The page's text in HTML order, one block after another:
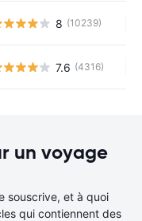
8 (10239)
7.6 (4316)
un voyage
souscrive, et à quoi
qui contiennent des